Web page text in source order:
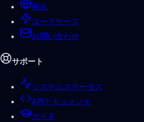
拠点
ユースケース
お問い合わせ
サポート
システムステータス
APIドキュメント
ガイド